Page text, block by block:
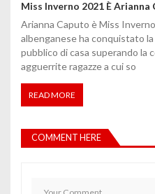
Miss Inverno 2021 È Arianna
Arianna Caputo è Miss
albenganese ha conquistato
pubblico di casa superando la
agguerrite ragazze a cui so
READ MORE
COMMENT HERE